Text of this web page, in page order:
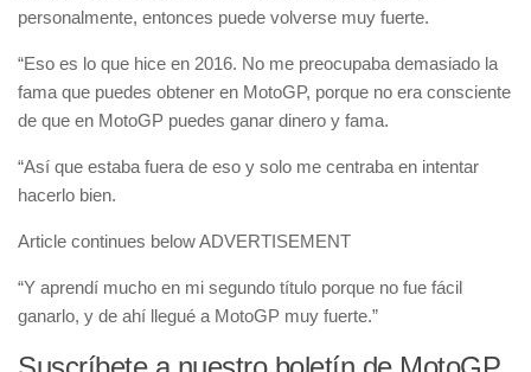
personalmente, entonces puede volverse muy fuerte.
“Eso es lo que hice en 2016. No me preocupaba demasiado la
fama que puedes obtener en MotoGP, porque no era consciente
de que en MotoGP puedes ganar dinero y fama.
“Así que estaba fuera de eso y solo me centraba en intentar
hacerlo bien.
Article continues belowADVERTISEMENT
“Y aprendí mucho en mi segundo título porque no fue fácil
ganarlo, y de ahí llegué a MotoGP muy fuerte.”